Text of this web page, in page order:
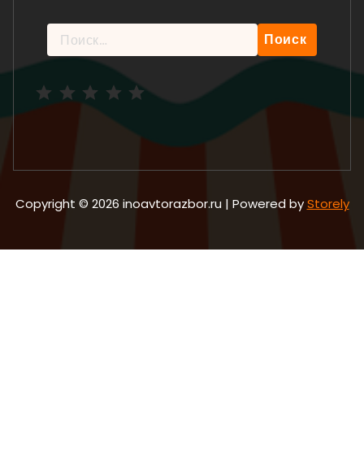
Найти:
Copyright © 2026 inoavtorazbor.ru | Powered byStorely